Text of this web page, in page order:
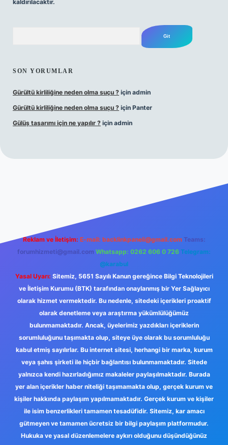
kaldırılacaktır.
SON YORUMLAR
Gürültü kirliliğine neden olma suçu ? için admin
Gürültü kirliliğine neden olma suçu ? için Panter
Gülüş tasarımı için ne yapılır ? için admin
Reklam ve İletişim: E-mail: backlinkpaneli@gmail.com Teams:
forumhizmeti@gmail.com Whatsapp: 0262 606 0 726 Telegram:
@karabul
Yasal Uyarı: Sitemiz, 5651 Sayılı Kanun gereğince Bilgi Teknolojileri
ve İletişim Kurumu (BTK) tarafından onaylanmış bir Yer Sağlayıcı
olarak hizmet vermektedir. Bu nedenle, sitedeki içerikleri proaktif
olarak denetleme veya araştırma yükümlülüğümüz
bulunmamaktadır. Ancak, üyelerimiz yazdıkları içeriklerin
sorumluluğunu taşımakta olup, siteye üye olarak bu sorumluluğu
kabul etmiş sayılırlar. Bu internet sitesi, herhangi bir marka, kurum
veya şahıs şirketi ile hiçbir bağlantısı bulunmamaktadır. Sitede
yalnızca kendi hazırladığımız makaleler paylaşılmaktadır. Burada
yer alan içerikler haber niteliği taşımamakta olup, gerçek kurum ve
kişiler hakkında paylaşım yapılmamaktadır. Gerçek kurum ve kişiler
ile isim benzerlikleri tamamen tesadüfidir. Sitemiz, kar amacı
gütmeyen ve tamamen ücretsiz bir bilgi paylaşım platformudur.
Hukuka ve yasal düzenlemelere aykırı olduğunu düşündüğünüz